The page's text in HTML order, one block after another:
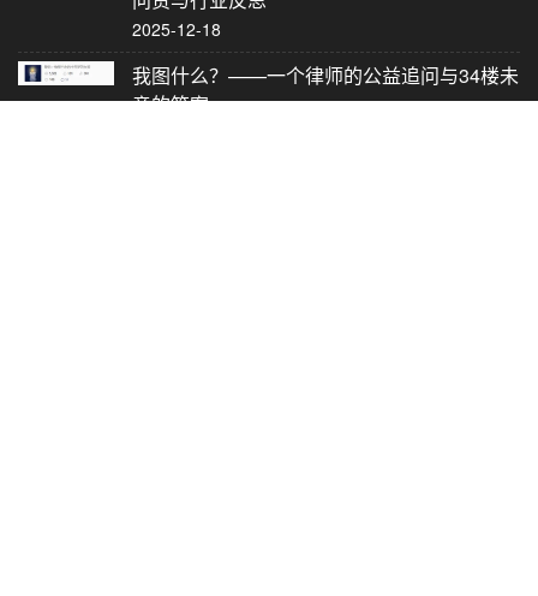
2025-12-18
我图什么？——一个律师的公益追问与34楼未
竟的答案